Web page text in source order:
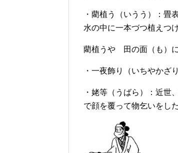
・藺植う（いうう）：畳
水の中に一本づつ植えつ
藺植うや 田の面（も）
・一夜飾り（いちやかざ
・姥等（うばら）：近世
で顔を覆って物乞いをした